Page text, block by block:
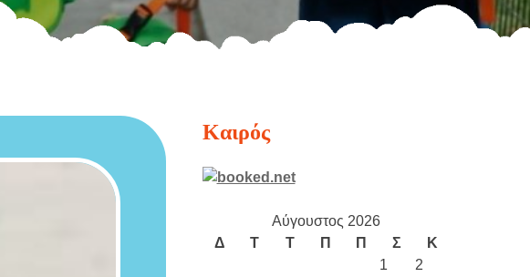
Καιρός
Αύγουστος 2026
Δ
Τ Τ Π Π Σ
Κ
1
2